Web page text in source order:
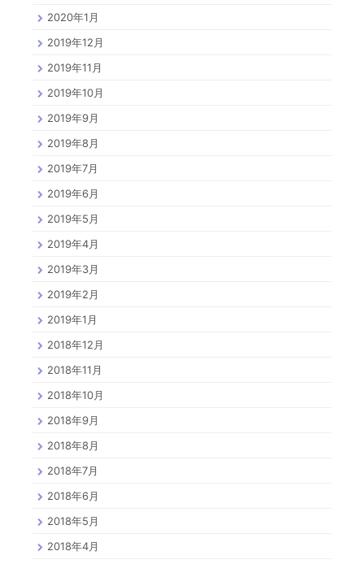
2020年1月
2019年12月
2019年11月
2019年10月
2019年9月
2019年8月
2019年7月
2019年6月
2019年5月
2019年4月
2019年3月
2019年2月
2019年1月
2018年12月
2018年11月
2018年10月
2018年9月
2018年8月
2018年7月
2018年6月
2018年5月
2018年4月